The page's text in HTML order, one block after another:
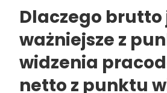
Dlaczego brutto
ważniejsze z
widzenia
netto z punktu